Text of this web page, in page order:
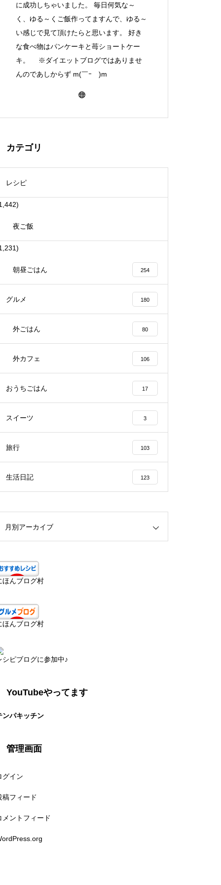
に成功しちゃいました。 毎日何気な～
く、ゆる～くご飯作ってますんで、ゆる～
い感じで見て頂けたらと思います。 好き
な食べ物はパンケーキと苺ショートケー
キ。 ※ダイエットブログではありませ
んのであしからず m(￣ｰ￣)m
カテゴリ
レシピ
夜ご飯
朝昼ごはん 254
グルメ 180
外ごはん 80
外カフェ 106
おうちごはん 17
スイーツ 3
旅行 103
生活日記 123
月別アーカイブ
ほんブログ村
ほんブログ村
シピブログに参加中♪
YouTubeやってます
ンパキッチン
管理画面
グイン
稿フィード
メントフィード